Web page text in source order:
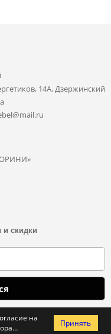
14А, Дзержинский
и скидки
с политикой обработки
на
Принять